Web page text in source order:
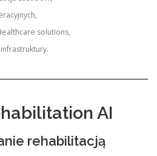
solutions,
AI
rehabilitacją